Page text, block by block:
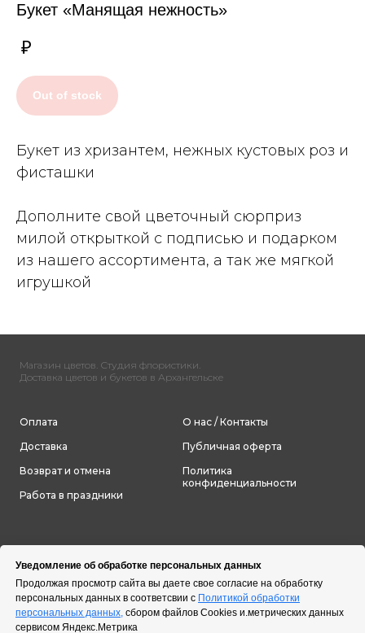
Уведомление об обработке персональных данных
Продолжая просмотр сайта вы даете свое согласие на обработку
персональных данных в соответсвии с Политикой обработки
персональных данных, сбором файлов Cookies и.метрических данных
сервисом Яндекс.Метрика
Букет «Манящая нежность»
₽
Out of stock
Букет из хризантем, нежных кустовых роз и
фисташки
Дополните свой цветочный сюрприз
милой открыткой с подписью и подарком
из нашего ассортимента, а так же мягкой
игрушкой
Магазин цветов. Студия флористики.
Доставка цветов и букетов в Архангельске
Оплата
Доставка
Возврат и отмена
Работа в праздники
О нас / Контакты
Публичная оферта
Политика
конфиденциальности